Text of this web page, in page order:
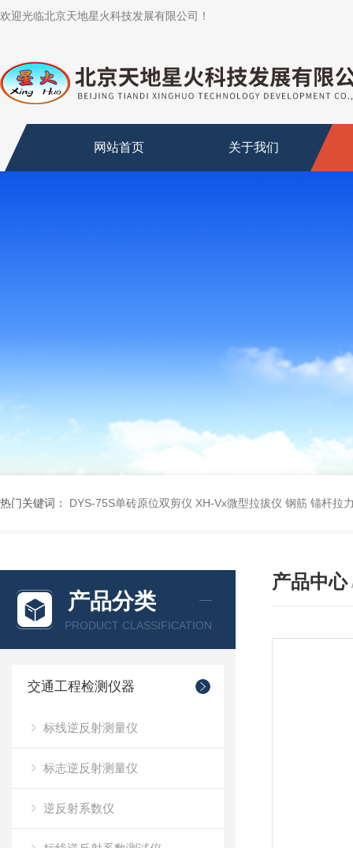
欢迎光临北京天地星火科技发展有限公司！
网站首页 关于我们
热门关键词： DYS-75S单砖原位双剪仪 XH-Vx微型拉拔仪 钢筋 锚杆拉
产品分类
PRODUCT CLASSIFICATION
交通工程检测仪器
标线逆反射测量仪
标志逆反射测量仪
逆反射系数仪
产品中心